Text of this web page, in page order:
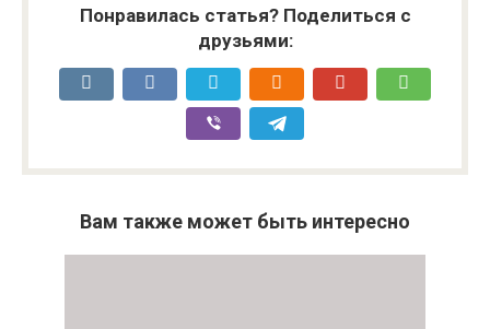
Понравилась статья? Поделиться с
друзьями:
Вам также может быть интересно